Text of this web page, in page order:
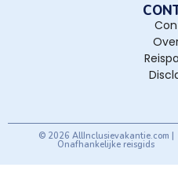
© 2026 AllInclusievakantie.com |
Onafhankelijke reisgids